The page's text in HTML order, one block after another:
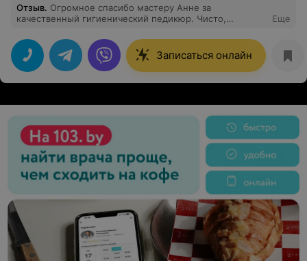
Отзыв. Огромное спасибо мастеру Анне за
качественный гигиенический педикюр. Чисто,
Еще
Записаться онлайн